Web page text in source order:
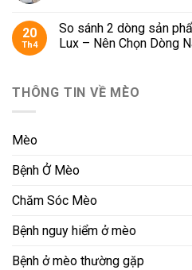
20
Th4
So sánh 2 dòng sản
Lux – Nên Chọn Dòng
THÔNG TIN VỀ MÈO
Mèo
Bệnh Ở Mèo
Chăm Sóc Mèo
Bệnh nguy hiểm ở mèo
Bệnh ở mèo thường gặp